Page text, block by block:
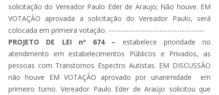
solicitação do Vereador Paulo Eder de Araujo; Não houve. EM
VOTAÇÃO aprovada a solicitação do Vereador Paulo, será
colocada em primeira votação. ---------------------------------------
PROJETO DE LEI nº 674 – estabelece prioridade no
atendimento em estabelecimentos Públicos e Privados, as
pessoas com Transtornos Espectro Autistas. EM DISCUSSÃO
não houve EM VOTAÇÃO aprovado por unanimidade em
primeiro turno. Vereador Paulo Eder de Araújo solicitou que